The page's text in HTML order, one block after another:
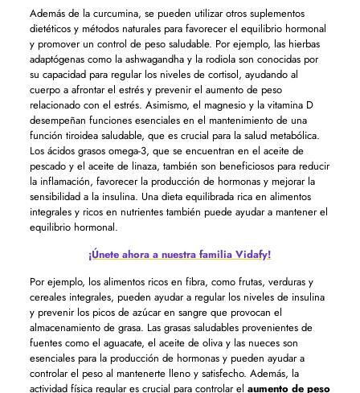
Además de la curcumina, se pueden utilizar otros suplementos
dietéticos y métodos naturales para favorecer el equilibrio hormonal
y promover un control de peso saludable. Por ejemplo, las hierbas
adaptógenas como la ashwagandha y la rodiola son conocidas por
su capacidad para regular los niveles de cortisol, ayudando al
cuerpo a afrontar el estrés y prevenir el aumento de peso
relacionado con el estrés. Asimismo, el magnesio y la vitamina D
desempeñan funciones esenciales en el mantenimiento de una
función tiroidea saludable, que es crucial para la salud metabólica.
Los ácidos grasos omega-3, que se encuentran en el aceite de
pescado y el aceite de linaza, también son beneficiosos para reducir
la inflamación, favorecer la producción de hormonas y mejorar la
sensibilidad a la insulina. Una dieta equilibrada rica en alimentos
integrales y ricos en nutrientes también puede ayudar a mantener el
equilibrio hormonal.
¡Únete ahora a nuestra familia Vidafy!
Por ejemplo, los alimentos ricos en fibra, como frutas, verduras y
cereales integrales, pueden ayudar a regular los niveles de insulina
y prevenir los picos de azúcar en sangre que provocan el
almacenamiento de grasa. Las grasas saludables provenientes de
fuentes como el aguacate, el aceite de oliva y las nueces son
esenciales para la producción de hormonas y pueden ayudar a
controlar el peso al mantenerte lleno y satisfecho. Además, la
actividad física regular es crucial para controlar el aumento de peso